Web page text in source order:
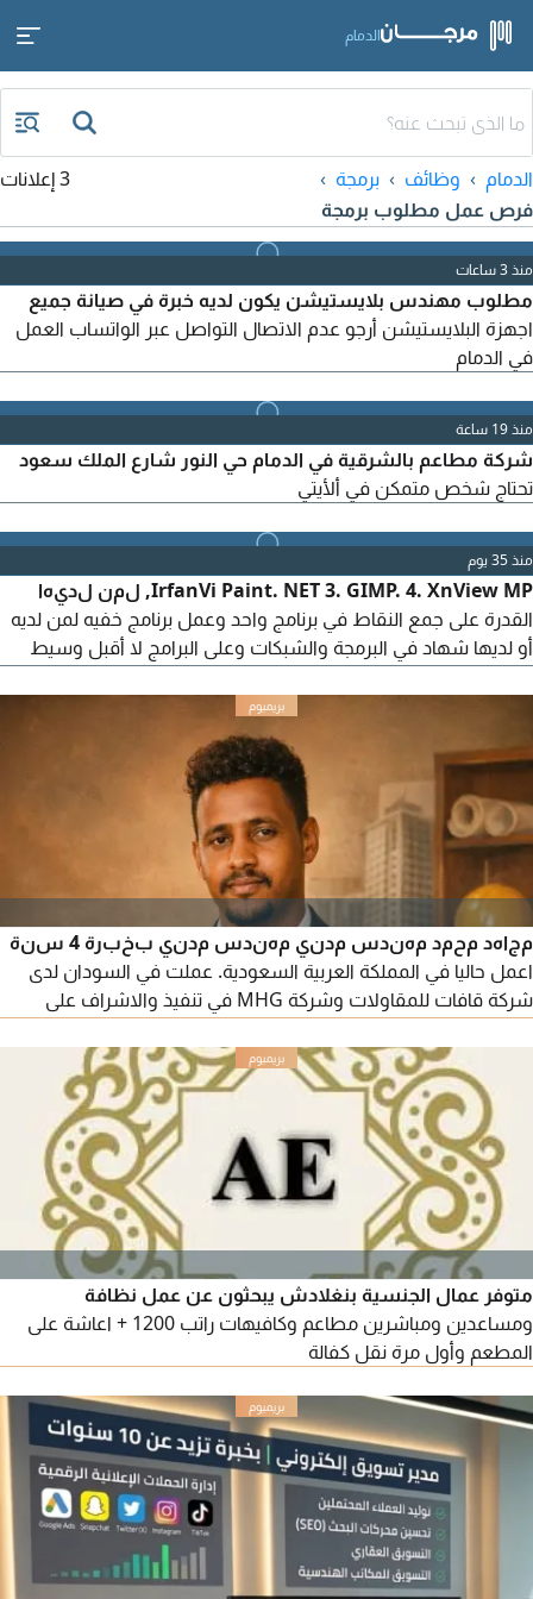
الدمام
الدمام وظائف
برمجة
فرص عمل مطلوب برمجة
3 إعلانات
منذ 3 ساعات
مطلوب مهندس بلايستيشن يكون لديه خبرة في صيانة جميع
اجهزة البلايستيشن أرجو عدم الاتصال التواصل عبر الواتساب العمل
في الدمام
منذ 19 ساعة
شركة مطاعم بالشرقية في الدمام حي النور شارع الملك سعود
تحتاج شخص متمكن في ألأيتي
منذ 35 يوم
IrfanVi Paint. NET 3. GIMP. 4. XnView MP, لمن لديها
القدرة على جمع النقاط في برنامج واحد وعمل برنامج خفيه لمن لديه
أو لديها شهاد في البرمجة والشبكات وعلى البرامج لا أقبل وسيط
في الخفجي حي الجوهرة الشارع التجاري
مجاهد محمد مهندس مدني مهندس مدني بخبرة 4 سنة
اعمل حاليا في المملكة العربية السعودية. عملت في السودان لدى
شركة قافات للمقاولات وشركة MHG في تنفيذ والاشراف على
مؤسسة تعميد للإنشاءات والمقاولات، وأتولى تنفيذ ومتابعة أعمال
الصيانة داخل مشاريع روشن، بما يشمل أعمال الفحص، اعداد تقارير
الصيانة
متوفر عمال الجنسية بنغلادش يبحثون عن عمل نظافة
ومساعدين ومباشرين مطاعم وكافيهات راتب 1200 + اعاشة على
المطعم وأول مرة نقل كفالة